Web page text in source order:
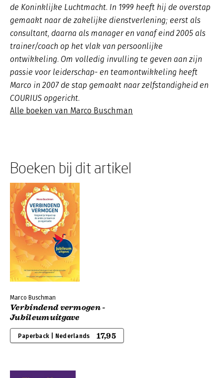
de Koninklijke Luchtmacht. In 1999 heeft hij de overstap
gemaakt naar de zakelijke dienstverlening; eerst als
consultant, daarna als manager en vanaf eind 2005 als
trainer/coach op het vlak van persoonlijke
ontwikkeling. Om volledig invulling te geven aan zijn
passie voor leiderschap- en teamontwikkeling heeft
Marco in 2007 de stap gemaakt naar zelfstandigheid en
COURIUS opgericht.
Alle boeken van Marco Buschman
Boeken bij dit artikel
Marco Buschman
Verbindend vermogen -
Jubileumuitgave
Paperback | Nederlands 17,95